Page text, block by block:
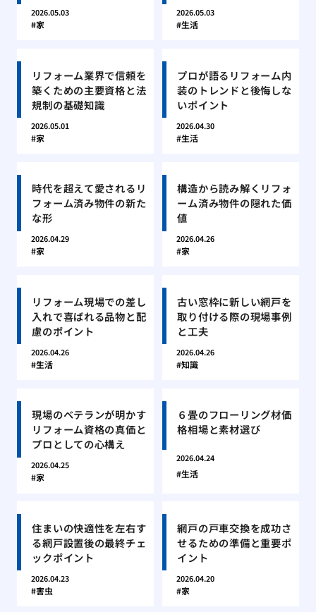
2026.05.03
家
2026.05.03
生活
リフォーム業界で信頼を
築くための主要資格と法
規制の基礎知識
2026.05.01
家
プロが語るリフォーム内
装のトレンドと後悔しな
いポイント
2026.04.30
生活
時代を超えて愛されるリ
フォーム済み物件の新た
な形
2026.04.29
家
構造から読み解くリフォ
ーム済み物件の隠れた価
値
2026.04.26
家
リフォーム現場での差し
入れで喜ばれる品物と配
慮のポイント
2026.04.26
生活
古い窓枠に新しい網戸を
取り付ける際の現場事例
と工夫
2026.04.26
知識
現場のベテランが明かす
リフォーム資格の真価と
プロとしての心構え
2026.04.25
家
６畳のフローリング材価
格相場と素材選び
2026.04.24
生活
住まいの快適性を左右す
る網戸設置後の最終チェ
ックポイント
2026.04.23
害虫
網戸の戸車交換を成功さ
せるための準備と重要ポ
イント
2026.04.20
家